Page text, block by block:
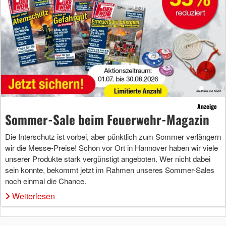
Anzeige
Sommer-Sale beim Feuerwehr-Magazin
Die Interschutz ist vorbei, aber pünktlich zum Sommer verlängern
wir die Messe-Preise! Schon vor Ort in Hannover haben wir viele
unserer Produkte stark vergünstigt angeboten. Wer nicht dabei
sein konnte, bekommt jetzt im Rahmen unseres Sommer-Sales
noch einmal die Chance.
Weiterlesen